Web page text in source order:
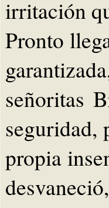
irritación
Pronto
señoritas
seguridad,
propia